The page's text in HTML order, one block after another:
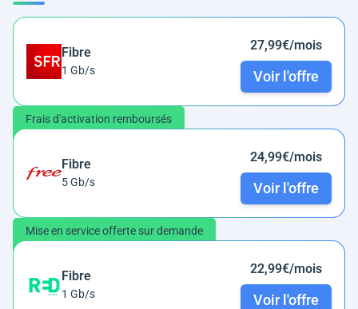
Fibre
1 Gb/s
27,99€/mois
Voir l'offre
Frais d'activation remboursés
Fibre
5 Gb/s
24,99€/mois
Voir l'offre
Mise en service offerte sur demande
Fibre
1 Gb/s
22,99€/mois
Voir l'offre